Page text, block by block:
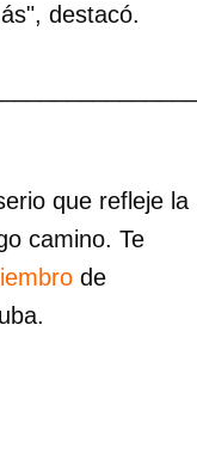
destacó.
que refleje la
camino. Te
de